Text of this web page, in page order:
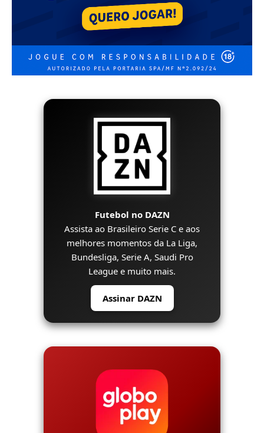
Futebol no DAZN
Assista ao Brasileiro Serie C e aos
melhores momentos da La Liga,
Bundesliga, Serie A, Saudi Pro
League e muito mais.
Assinar DAZN